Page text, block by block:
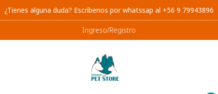
¿Tienes alguna duda? Escríbenos por whatssap al +56 9 79943896
Ingreso/Registro